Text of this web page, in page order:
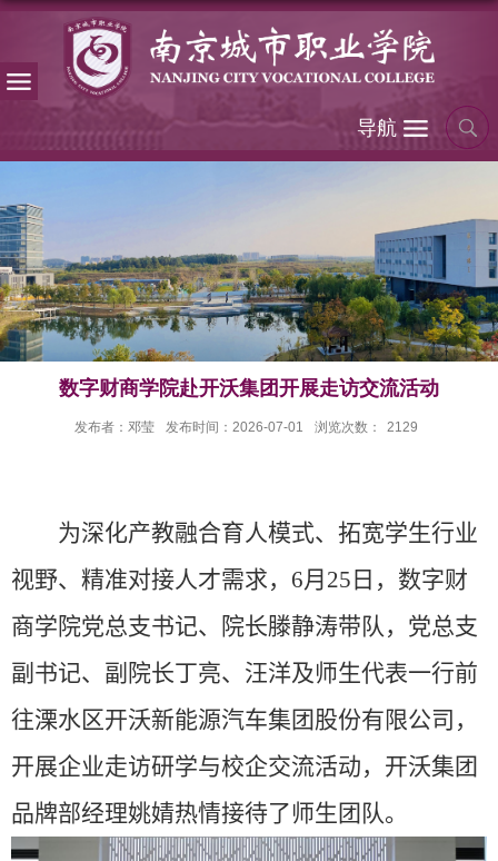
导航
数字财商学院赴开沃集团开展走访交流活动
发布者：邓莹 发布时间：2026-07-01 浏览次数： 2129
为深化产教融合育人模式、拓宽学生行业
视野、精准对接人才需求， 6月 25 日，数字财
商学院党总支书记、院长滕静涛带队，党总支
副书记、副院长丁亮、汪洋及师生代表一行前
往溧水区开沃新能源汽车集团股份有限公司，
开展企业走访研学与校企交流活动，开沃集团
品牌部经理姚婧热情接待了师生团队。